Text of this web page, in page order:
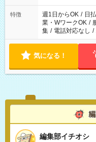
特徴 週1日からOK / 日
業・WワークOK /
集 / 電話対応なし /
気になる！
編集部イチオシ